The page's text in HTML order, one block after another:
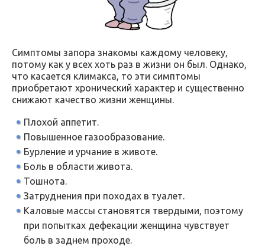
Симптомы запора знакомы каждому человеку,
потому как у всех хоть раз в жизни он был. Однако,
что касается климакса, то эти симптомы
приобретают хронический характер и существенно
снижают качество жизни женщины.
Плохой аппетит.
Повышенное газообразование.
Бурление и урчание в животе.
Боль в области живота.
Тошнота.
Затруднения при походах в туалет.
Каловые массы становятся твердыми, поэтому
при попытках дефекации женщина чувствует
боль в заднем проходе.